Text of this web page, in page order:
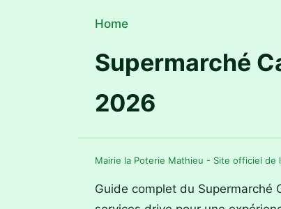
Home
Supermarché
2026
Mairie la Poterie Mathieu - Site officiel de
Guide complet du Supermarché